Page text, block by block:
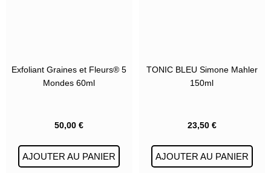
Exfoliant Graines et Fleurs® 5
Mondes 60ml
50,00€
AJOUTER AU PANIER
TONIC BLEU Simone Mahler
150ml
23,50 €
AJOUTER AU PANIER